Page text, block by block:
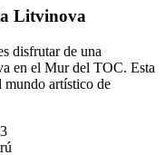
Litvinova
disfrutar de una
en el Mur del TOC. Esta
mundo artístico de